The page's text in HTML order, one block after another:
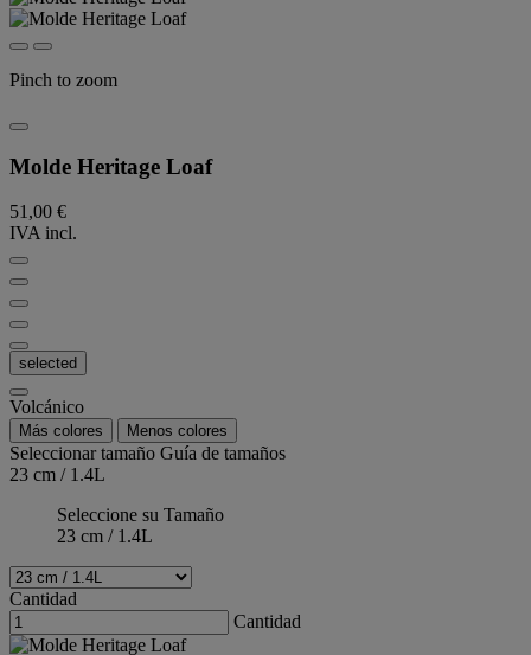
Pinch to zoom
Molde Heritage Loaf
51,00 €
IVA incl.
selected
Volcánico
Más colores Menos colores
Seleccionar tamaño Guía de tamaños
23 cm / 1.4L
Seleccione su Tamaño
23 cm / 1.4L
Cantidad
Cantidad